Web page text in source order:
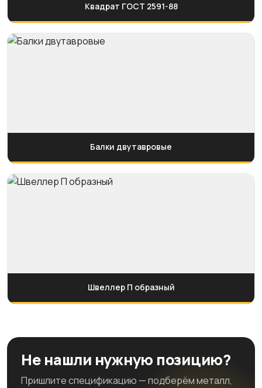
Квадрат ГОСТ 2591-88
Балки двутавровые
Швеллер П образный
Не нашли нужную позицию?
Пришлите спецификацию — подберём металл,